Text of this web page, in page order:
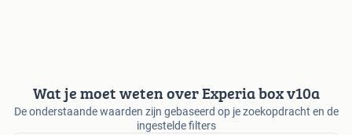
Wat je moet weten over Experia box v10a
De onderstaande waarden zijn gebaseerd op je zoekopdracht en de
ingestelde filters